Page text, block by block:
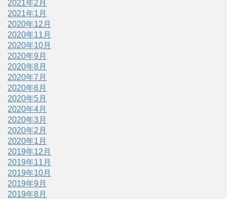
2021年2月
2021年1月
2020年12月
2020年11月
2020年10月
2020年9月
2020年8月
2020年7月
2020年6月
2020年5月
2020年4月
2020年3月
2020年2月
2020年1月
2019年12月
2019年11月
2019年10月
2019年9月
2019年8月